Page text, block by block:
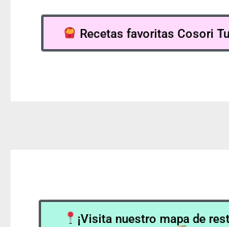
Recetas favoritas Cosori
¡Visita nuestro mapa de